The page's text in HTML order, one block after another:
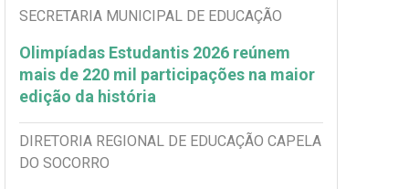
SECRETARIA MUNICIPAL DE EDUCAÇÃO
Olimpíadas Estudantis 2026 reúnem
mais de 220 mil participações na maior
edição da história
DIRETORIA REGIONAL DE EDUCAÇÃO CAPELA
DO SOCORRO